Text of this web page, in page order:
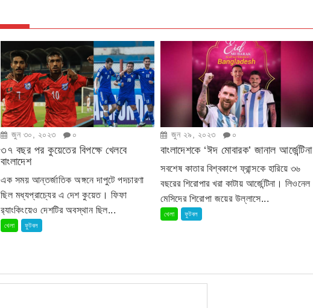
জুন ৩০, ২০২৩ ০
৩৭ বছর পর কুয়েতের বিপক্ষে খেলবে
বাংলাদেশ
এক সময় আন্তর্জাতিক অঙ্গনে দাপুটে পদচারণা
ছিল মধ্যপ্রাচ্যের এ দেশ কুয়েত। ফিফা
র‌্যাংকিংয়েও দেশটির অবস্থান ছিল...
খেলা ফুটবল
জুন ২৯, ২০২৩ ০
বাংলাদেশকে ‘ঈদ মোবারক’ জানাল আর্জেন্টিনা
সবশেষ কাতার বিশ্বকাপে ফ্রান্সকে হারিয়ে ৩৬
বছরের শিরোপার খরা কাটায় আর্জেন্টিনা। লিওনেল
মেসিদের শিরোপা জয়ের উল্লাসে...
খেলা ফুটবল